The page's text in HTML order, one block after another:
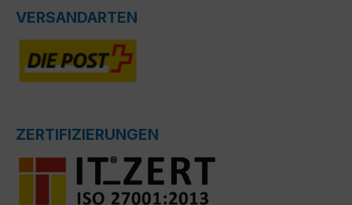
VERSANDARTEN
ZERTIFIZIERUNGEN